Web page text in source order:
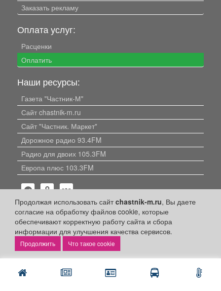
Продолжая использовать сайтchastnik-m.ru, Вы даете
согласие на обработку файлов cookie, которые
обеспечивают корректную работу сайта и сбора
информации для улучшения качества сервисов.
Что такое cookie
Заказать рекламу
Оплата услуг:
Расценки
Оплатить
Наши ресурсы:
Газета "Частник-М"
Сайт chastnik-m.ru
Сайт "Частник. Маркет"
Дорожное радио 93.4FM
Радио для двоих 105.3FM
Европа плюс 103.3FM
Политика конфиденциальности
Публикации с пометкой «Реклама», «На правах рекламы»,
«Партнёрский проект» оплачены рекламодателем.
Редакция сайта не несет ответственности за достоверность
информации, содержащейся в рекламных материалах и